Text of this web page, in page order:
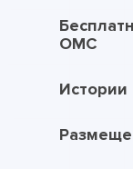
ОМС
Истории